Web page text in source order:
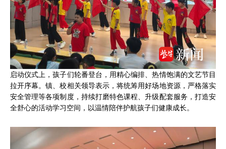
启动仪式上，孩子们轮番登台，用精心编排、热情饱满的文艺节目
拉开序幕。镇、校相关领导表示，将统筹用好场地资源，严格落实
安全管理等各项制度，持续打磨特色课程、升级配套服务，打造安
全舒心的活动学习空间，以温情陪伴护航孩子们健康成长。